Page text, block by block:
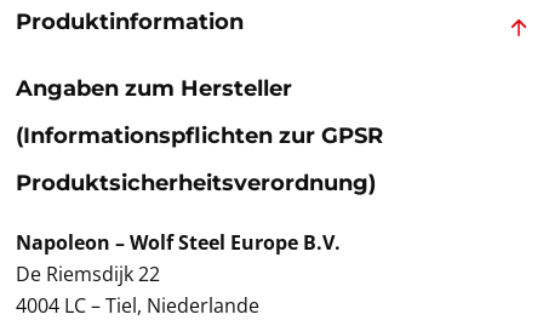
Produktinformation
Angaben zum Hersteller
(Informationspflichten zur GPSR
Produktsicherheitsverordnung)
Napoleon – Wolf Steel Europe B.V.
De Riemsdijk 22
4004 LC – Tiel, Niederlande